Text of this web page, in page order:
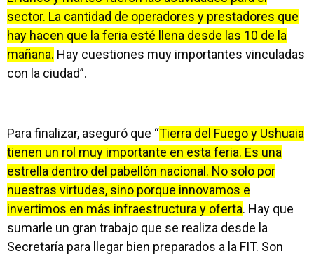
sector. La cantidad de operadores y prestadores que
hay hacen que la feria esté llena desde las 10 de la
mañana. Hay cuestiones muy importantes vinculadas
con la ciudad”.
Para finalizar, aseguró que “Tierra del Fuego y Ushuaia
tienen un rol muy importante en esta feria. Es una
estrella dentro del pabellón nacional. No solo por
nuestras virtudes, sino porque innovamos e
invertimos en más infraestructura y oferta. Hay que
sumarle un gran trabajo que se realiza desde la
Secretaría para llegar bien preparados a la FIT. Son